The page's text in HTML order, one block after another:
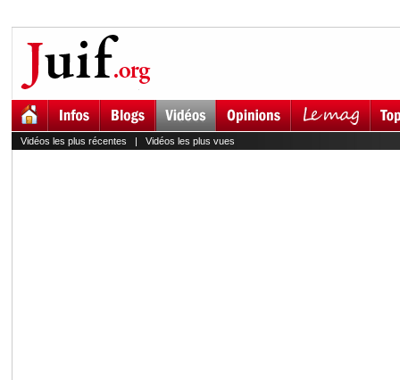
Vidéos les plus récentes | Vidéos les plus vues